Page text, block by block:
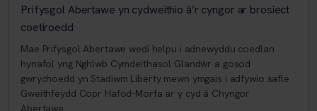
Prifysgol Abertawe yn cydweithio â’r cyngor ar brosiect
coetiroedd
Mae Prifysgol Abertawe wedi helpu i adnewyddu coedlan
hynafol yng Nghlwb Cymdeithasol Glandŵr a gosod
gwrychoedd yn Stadiwm Liberty mewn ymgais i adfywio safle
Gweithfeydd Copr Hafod-Morfa ar y cyd â Chyngor
Abertawe.